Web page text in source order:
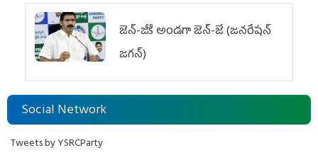
జెన్‌-జీకి అండగా జెన్‌-జే (జనరేషన్
జగన్)
Social Network
Tweets by YSRCParty